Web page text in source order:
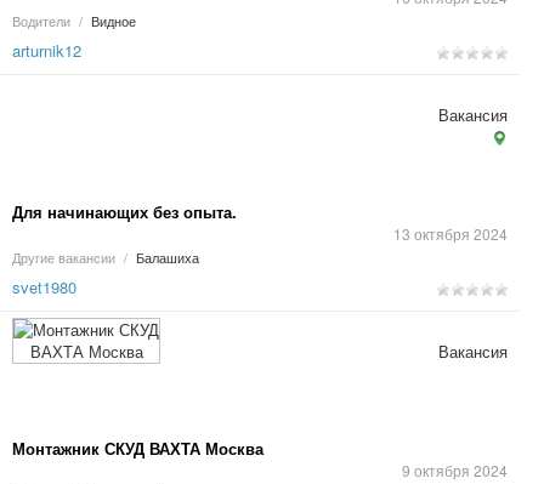
Водители / Видное
arturnik12
Для начинающих без опыта.
13 октября 2024
Другие вакансии / Балашиха
Вакансия
svet1980
Монтажник СКУД ВАХТА Москва
9 октября 2024
Вакансия